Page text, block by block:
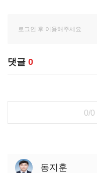
댓글 0
0/0
동지훈